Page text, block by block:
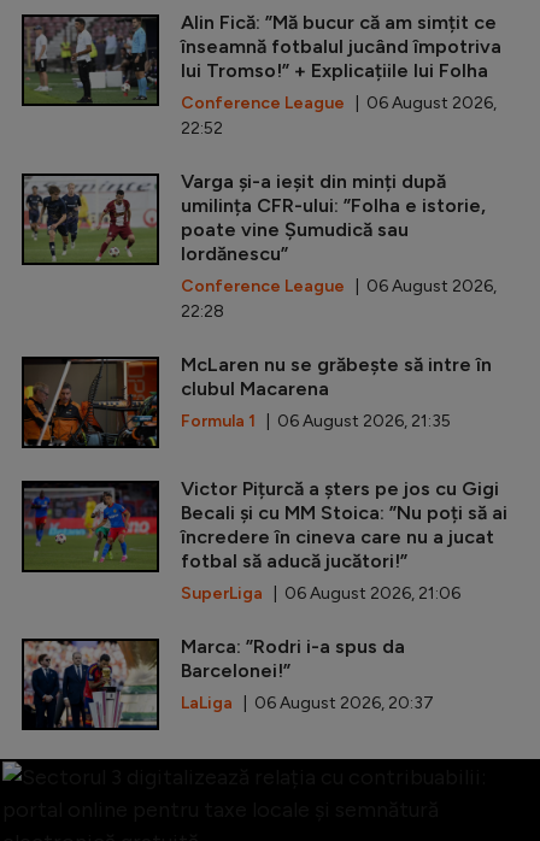
Alin Fică: ”Mă bucur că am simțit ce
înseamnă fotbalul jucând împotriva
lui Tromso!” + Explicațiile lui Folha
Conference League | 06 August 2026,
22:52
Varga și-a ieșit din minți după
umilința CFR-ului: ”Folha e istorie,
poate vine Șumudică sau
Iordănescu”
Conference League | 06 August 2026,
22:28
McLaren nu se grăbește să intre în
clubul Macarena
Formula 1 | 06 August 2026, 21:35
Victor Pițurcă a șters pe jos cu Gigi
Becali și cu MM Stoica: ”Nu poți să ai
încredere în cineva care nu a jucat
fotbal să aducă jucători!”
SuperLiga | 06 August 2026, 21:06
Marca: ”Rodri i-a spus da
Barcelonei!”
LaLiga | 06 August 2026, 20:37